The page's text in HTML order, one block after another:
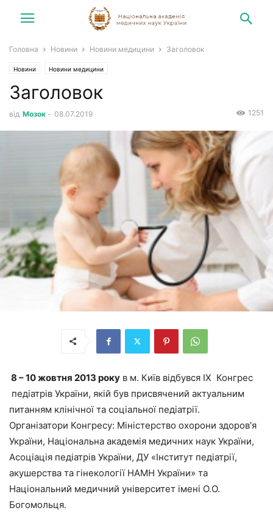
Головна Новини Новини медицини Заголовок
Новини Новини медицини
Заголовок
від Мозок - 08.07.2019 1251
8 – 10 жовтня 2013 року в м. Київ відбувся IX Конгрес
педіатрів України, якій був присвячений актуальним
питанням клінічної та соціальної педіатрії.
Організатори Конгресу: Міністерство охорони здоров'я
України, Національна академія медичних наук України,
Асоціація педіатрів України, ДУ «Інститут педіатрії,
акушерства та гінекології НАМН України» та
Національний медичний університет імені О.О.
Богомольця.